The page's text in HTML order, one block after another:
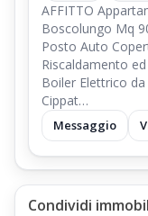
AFFITTO
Boscolungo Mq
Posto Auto
Riscaldamento
Boiler Elettrico
Cippat…
Messaggio
Condividi